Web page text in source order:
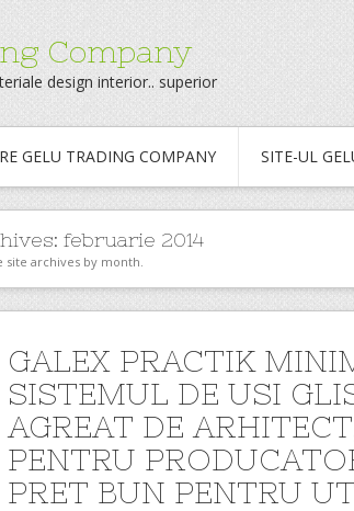
Company
design interior.. superior
GELU TRADING COMPANY SITE-UL
februarie 2014
site archives by month.
GALEX PRACTIK
SISTEMUL DE USI
AGREAT DE
PENTRU
PRET BUN PENTRU